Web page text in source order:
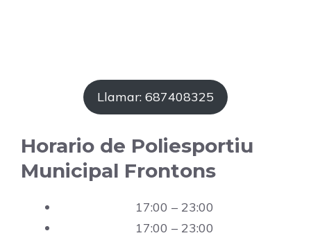
Llamar: 687408325
Horario de Poliesportiu
Municipal Frontons
17:00 – 23:00
17:00 – 23:00